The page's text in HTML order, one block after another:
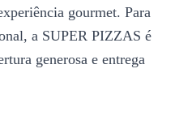
gourmet. Para
a SUPER PIZZAS é
generosa e entrega